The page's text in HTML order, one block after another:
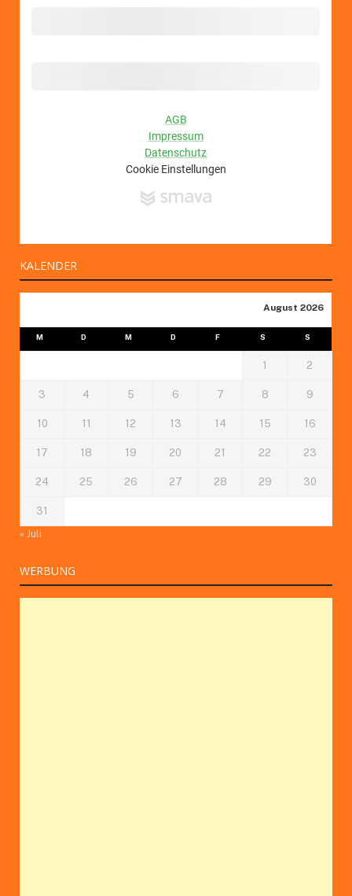
KALENDER
August 2026
M D M D F S S
1 2
3 4 5 6 7 8 9
10 11 12 13 14 15 16
17 18 19 20 21 22 23
24 25 26 27 28 29 30
31
« Juli
WERBUNG